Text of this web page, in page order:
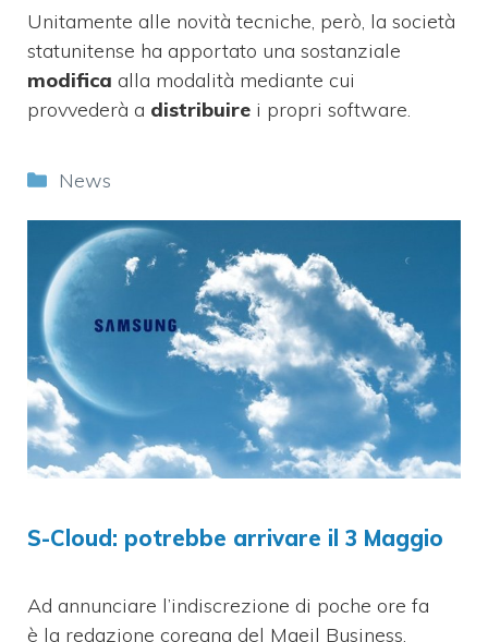
Unitamente alle novità tecniche, però, la società
statunitense ha apportato una sostanziale
modifica alla modalità mediante cui
provvederà a distribuire i propri software.
Categorie
News
S-Cloud: potrebbe arrivare il 3 Maggio
Ad annunciare l’indiscrezione di poche ore fa
è la redazione coreana del Maeil Business,